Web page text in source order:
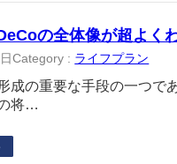
の全体像が超よく
Category : ライフプラン
成の重要な手段の一つで
将…